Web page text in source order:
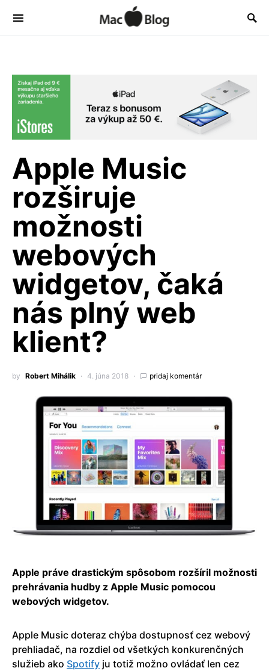
Apple Music
rozširuje
možnosti
webových
widgetov, čaká
nás plný web
klient?
by Robert Mihálik 4. júna 2018 pridaj komentár
Apple práve drastickým spôsobom rozšíril možnosti
prehrávania hudby z Apple Music pomocou
webových widgetov.
Apple Music doteraz chýba dostupnosť cez webový
prehliadač, na rozdiel od všetkých konkurenčných
služieb ako Spotify ju totiž možno ovládať len cez